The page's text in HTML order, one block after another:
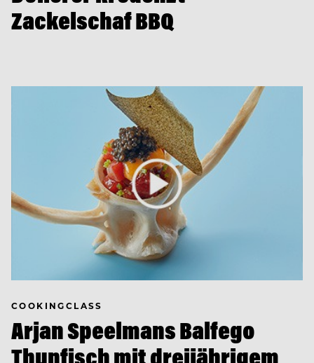
Zackelschaf BBQ
COOKINGCLASS
Arjan Speelmans Balfego